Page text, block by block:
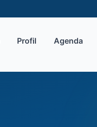
Profil Agenda